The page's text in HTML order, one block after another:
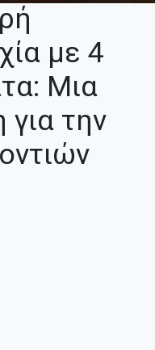
με 4
Μια
για την